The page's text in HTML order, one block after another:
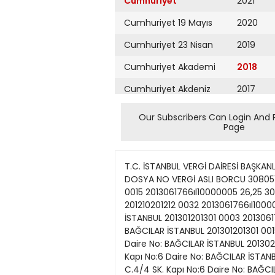
Cumhuriyet 19 Mayıs
Cumhuriyet 23 Nisan
Cumhuriyet Akademi
Cumhuriyet Akdeniz
Cumhuriyet Alışveriş
Cumhuriyet Ankara
Cumhuriyet Büyük
Taaruz
Cumhuriyet
Cumartesi
Cumhuriyet Çevre
2020
2019
2018
2017
2016
2015
2013
2012
2011
2010
2009
Our Subscribers Can Login And
Page
T.C. İSTANBUL VERGİ DAİRESİ BAŞKANLIĞI’NDAN İLANEN TEBLİĞ VERGİ NO ADSOYAD/ÜNVAN ADRES VERGİ DÖNEMİ VERGİ/CEZA KODU TAKİP DOSYA NO VERGİ ASLI BORCU 3080512066 DOĞRU VOLKAN Y.SELİM M. Y.SELİM C.4/4 SK. Kapı No:6 Daire No: BAĞCILAR İSTANBUL 201212201212 0015 2013061766ıl10000005 26,25 3080512066 DOĞRU VOLKAN Y.SELİM M. Y.SELİM C.4/4 SK. Kapı No:6 Daire No: BAĞCILAR İSTANBUL 201210201212 0032 2013061766ıl10000005 41,10 3080512066 DOĞRU VOLKAN Y.SELİM M. Y.SELİM C.4/4 SK. Kapı No:6 Daire No: BAĞCILAR İSTANBUL 201301201301 0003 2013061766ıl10000005 458,36 3080512066 DOĞRU VOLKAN Y.SELİM M. Y.SELİM C.4/4 SK. Kapı No:6 Daire No: BAĞCILAR İSTANBUL 201301201301 0015 2013061766ıl10000005 26,25 3080512066 DOĞRU VOLKAN Y.SELİM M. Y.SELİM C.4/4 SK. Kapı No:6 Daire No: BAĞCILAR İSTANBUL 201302201302 0003 2013061766ıl10000005 517,42 3080512066 DOĞRU VOLKAN Y.SELİM M. Y.SELİM C.4/4 SK. Kapı No:6 Daire No: BAĞCILAR İSTANBUL 201302201302 0015 2013061766ıl10000005 26,25 3080512066 DOĞRU VOLKAN Y.SELİM M. Y.SELİM C.4/4 SK. Kapı No:6 Daire No: BAĞCILAR İSTANBUL 201201201212 0001 2013061766ıl10000005 44.168,64 3080512066 DOĞRU VOLKAN Y.SELİM M. Y.SELİM C.4/4 SK. Kapı No:6 Daire No: BAĞCILAR İSTANBUL 201303201303 0003 2013061766ıl10000005 534,33 3080512066 DOĞRU VOLKAN Y.SELİM M. Y.SELİM C.4/4 SK. Kapı No:6 Daire No: BAĞCILAR İSTANBUL 201204201206 0032 2013061766ıl10000005 337,65 3080512066 DOĞRU VOLKAN Y.SELİM M. Y.SELİM C.4/4 SK. Kapı No:6 Daire No: BAĞCILAR İSTANBUL 201303201303 0015 2013061766ıl10000005 26,25 3080512066 DOĞRU VOLKAN Y.SELİM M. Y.SELİM C.4/4 SK. Kapı No:6 Daire No: BAĞCILAR İSTANBUL 201301201303 0032 2013061766ıl10000005 41,10 3080512066 DOĞRU VOLKAN Y.SELİM M. Y.SELİM C.4/4 SK. Kapı No:6 Daire No: BAĞCILAR İSTANBUL 201304201304 0003 2013061766ıl10000005 517,69 3080512066 DOĞRU VOLKAN Y.SELİM M. Y.SELİM C.4/4 SK. Kapı No:6 Daire No: BAĞCILAR İSTANBUL 201304201304 0015 2013061766ıl10000005 26,25 3080512066 DOĞRU VOLKAN Y.SELİM M. Y.SELİM C.4/4 SK. Kapı No:6 Daire No: BAĞCILAR İSTANBUL 201304201304 0015 2013061766ıl10000005 26,25 3080512066 DOĞRU VOLKAN Y.SELİM M. Y.SELİM C.4/4 SK. Kapı No:6 Daire No: BAĞCILAR İSTANBUL 201201201212 0001 2013090966ıl10000019 44.083,54 3080512066 DOĞRU VOLKAN Y.SELİM M. Y.SELİM C.4/4 SK. Kapı No:6 Daire No: BAĞCILAR İSTANBUL 201304201306 0032 2013090966ıl10000019 1.457,76 3080512066 DOĞRU VOLKAN Y.SELİM M. Y.SELİM C.4/4 SK. Kapı No:6 Daire No: BAĞCILAR İSTANBUL 201201201201 0015 2014040766ıl10000007 8.044,80 3090123545 DOĞRUSÖZSÖYLEYEN UFUK MİMARSİNAN M. KEÇECİLER C.YAMAK S 30 10 FATİH İSTANBUL 200904200904 0015